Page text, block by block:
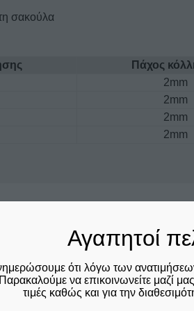
σακούλα
Πάχος
2mm
2mm
2mm
2mm
Αυτό
το
Αγαπητοί
ότι λόγω των
να επικοινωνείτε μαζί
τιμές καθώς και για την